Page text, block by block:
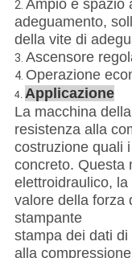
2. Ampio e spazio
adeguamento,
della vite di
3. Ascensore
4. Operazione
4. Applicazione
La macchina
resistenza alla
costruzione quali
concreto. Questa
elettroidraulico, la
valore della forza
stampante
stampa dei dati
alla